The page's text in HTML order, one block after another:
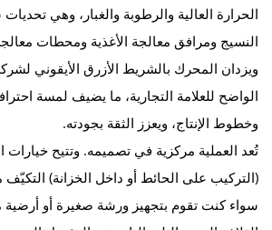
الحرارة العالية والرطوبة والغبار، وهي
النسيج ومرافق معالجة الأغذية ومحطات معالجة
الواضح للعلامة التجارية، ما يضيف لمسة
وخطوط الإنتاج، ويعزز الثقة بجودته.
تُعد العملية مركزية في تصميمه. وتتيح خيارات
(التركيب على الحائط أو داخل الخزانة) التكيّف
سواء كنت تقوم بتجهيز ورشة صغيرة أو أرضية